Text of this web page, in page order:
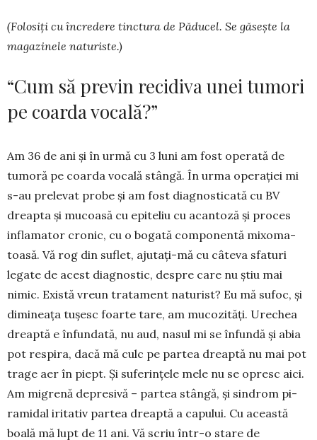
(Folosiți cu încredere tinctura de Păducel. Se găsește la
ma­gazinele naturiste.)
“Cum să previn recidiva unei tumori
pe coarda vocală?”
Am 36 de ani și în urmă cu 3 luni am fost ope­rată de
tumoră pe coarda vocală stângă. În urma operației mi
s-au prelevat probe și am fost diag­nosticată cu BV
dreapta și mucoasă cu epiteliu cu acantoză și proces
inflamator cronic, cu o bogată componentă mixoma­
toasă. Vă rog din suflet, ajutați-mă cu câteva sfaturi
legate de acest diagnostic, despre care nu știu mai
nimic. Există vreun tratament naturist? Eu mă sufoc, și
dimi­nea­ța tușesc foarte tare, am mucozități. Urechea
dreaptă e înfundată, nu aud, nasul mi se înfundă și abia
pot respira, dacă mă culc pe partea dreaptă nu mai pot
trage aer în piept. Și suferințele mele nu se opresc aici.
Am migrenă depresivă – partea stângă, și sindrom pi­
ramidal iritativ partea dreap­tă a capului. Cu această
boală mă lupt de 11 ani. Vă scriu într-o stare de